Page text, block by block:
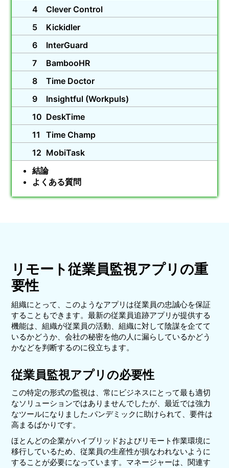
Clever Control
Kickidler
InterGuard
BambooHR
Time Doctor
Insightful (Workpuls)
DeskTime
Time Champ
MobiTask
結論
よくある質問
リモート従業員監視アプリの重
要性
組織にとって、このようなアプリは従業員の忠誠心を保証
することもできます。最新の従業員追跡アプリが提供する
機能は、組織が従業員の活動、組織に対して陰謀を企てて
いるかどうか、会社の秘密を他の人に漏らしているかどう
かなどを判断するのに役立ちます。
従業員監視アプリの必要性
この特定の形式の監視は、常にビジネスにとって最も適切
なソリューションではありませんでしたが、最近では強力
なツールになりました.パンデミックに助けられて、要件は
高まるばかりです。
ほとんどの企業がハイブリッドおよびリモート作業環境に
移行しているため、従業員の生産性が損なわれないように
することが必要になっています。マネージャーは、関連す